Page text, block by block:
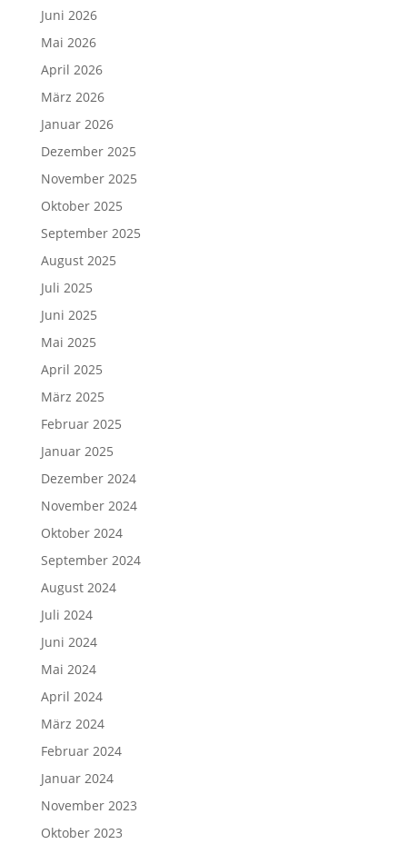
Juni 2026
Mai 2026
April 2026
März 2026
Januar 2026
Dezember 2025
November 2025
Oktober 2025
September 2025
August 2025
Juli 2025
Juni 2025
Mai 2025
April 2025
März 2025
Februar 2025
Januar 2025
Dezember 2024
November 2024
Oktober 2024
September 2024
August 2024
Juli 2024
Juni 2024
Mai 2024
April 2024
März 2024
Februar 2024
Januar 2024
November 2023
Oktober 2023